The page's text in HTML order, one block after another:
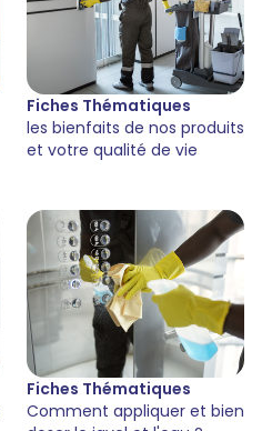
Fiches Thématiques
les bienfaits de nos produits
et votre qualité de vie
Fiches Thématiques
Comment appliquer et bien